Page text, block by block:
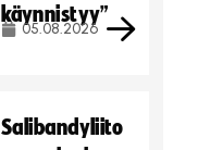
käynnistyy”
05.08.2026
Salibandyliito